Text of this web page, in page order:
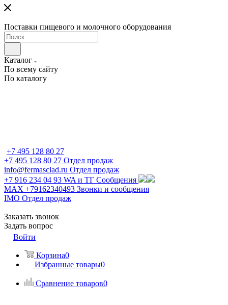
Поставки пищевого и молочного оборудования
Каталог
По всему сайту
По каталогу
+7 495 128 80 27
+7 495 128 80 27 Отдел продаж
info@fermasclad.ru Отдел продаж
+7 916 234 04 93 WA и ТГ Сообщения
MAX +79162340493 Звонки и сообщения
IMO Отдел продаж
Заказать звонок
Задать вопрос
Войти
Корзина0
Избранные товары0
Сравнение товаров0